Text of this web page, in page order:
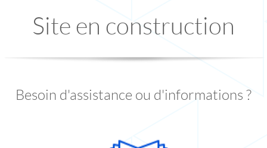
Site en construction
Besoin d'assistance ou d'informations ?